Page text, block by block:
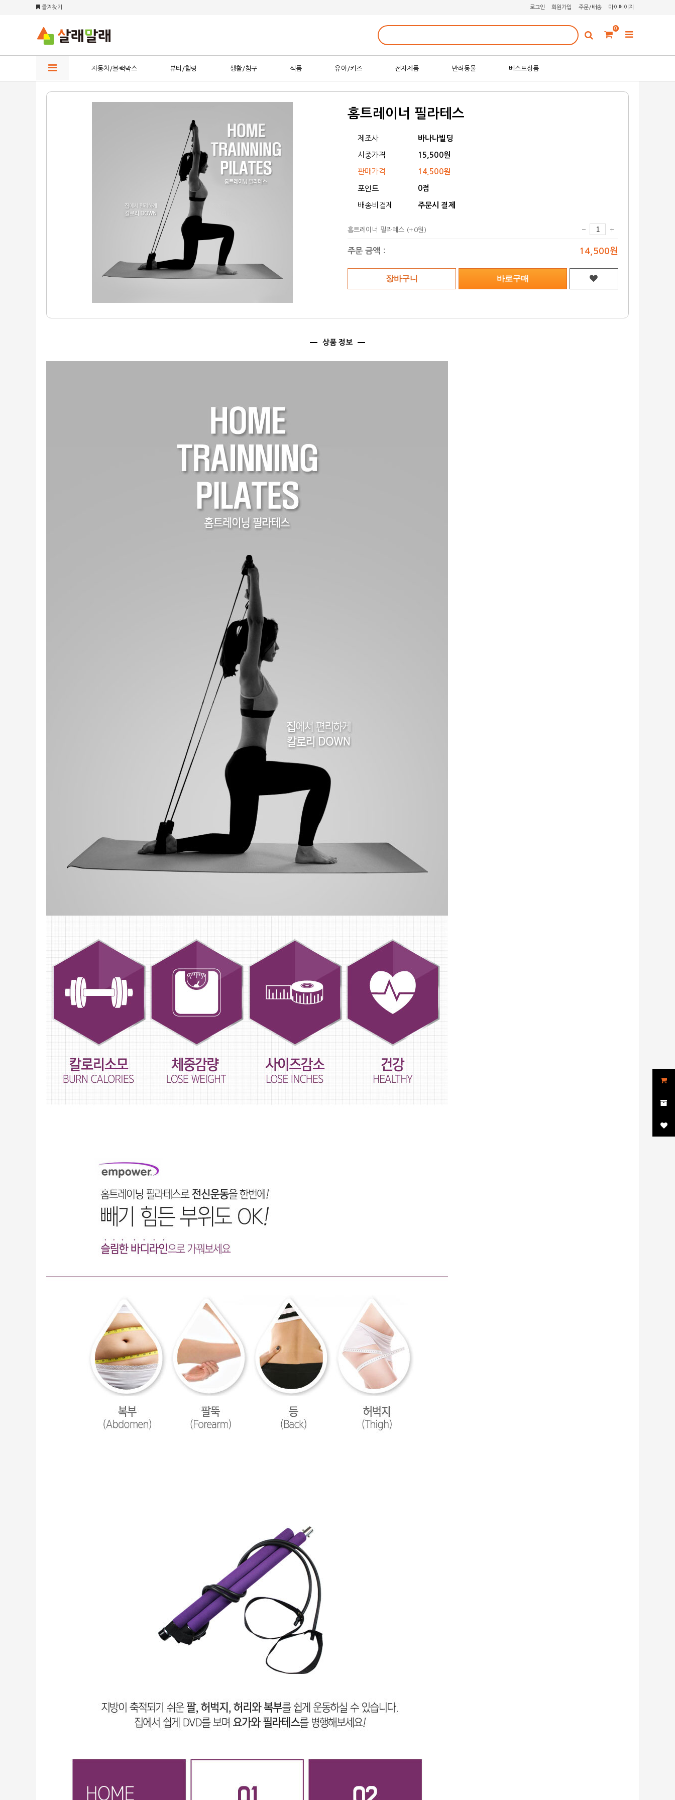
즐겨찾기 로그인 회원가입 주문/배송 마이페이지
0
자동차/블랙박스 뷰티/힐링 생활/침구 식품 유아/키즈 전자제품 반려동물 베스트상품
홈트레이너 필라테스
제조사 바나나빌딩
시중가격 15,500원
판매가격 14,500원
포인트 0점
배송비결제 주문시 결제
홈트레이너 필라테스 (+0원)
증가
주문 금액 : 14,500원
상품 정보